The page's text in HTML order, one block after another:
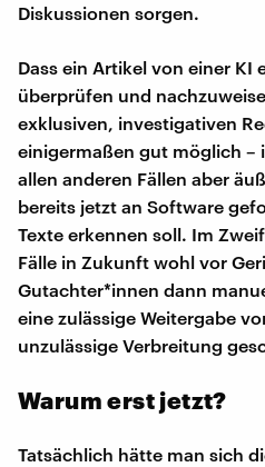
Diskussionen sorgen.
Dass ein Artikel von einer KI
überprüfen und
exklusiven, investigativen
einigermaßen gut möglich –
allen anderen Fällen aber
bereits jetzt an Software
Texte erkennen soll. Im
Fälle in Zukunft wohl vor
Gutachter*innen dann
eine zulässige Weitergabe
unzulässige Verbreitung
Warum erst jetzt?
Tatsächlich hätte man sich